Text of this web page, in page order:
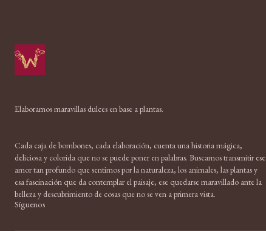
Elaboramos maravillas dulces en base a plantas.
Cada caja de bombones, cada elaboración, cuenta una historia mágica,
deliciosa y colorida que no se puede poner en palabras. Buscamos transmitir ese
amor tan profundo que sentimos por la naturaleza, los animales, las plantas y
esa fascinación que da contemplar el paisaje, ese quedarse maravillado ante la
belleza y descubrimiento de cosas que no se ven a primera vista.
Síguenos